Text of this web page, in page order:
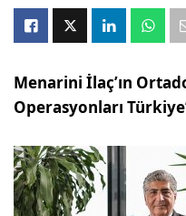
Menarini İlaç’ın
Operasyonları